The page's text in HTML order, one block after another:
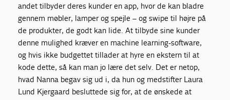
andet tilbyder deres kunder en app, hvor de kan bladre
gennem møbler, lamper og spejle – og swipe til højre på
de produkter, de godt kan lide. At tilbyde sine kunder
denne mulighed kræver en machine learning-software,
og hvis ikke budgettet tillader at hyre en ekstern til at
kode dette, så kan man jo lære det selv. Det er netop,
hvad Nanna begav sig ud i, da hun og medstifter Laura
Lund Kjergaard besluttede sig for, at de ønskede at